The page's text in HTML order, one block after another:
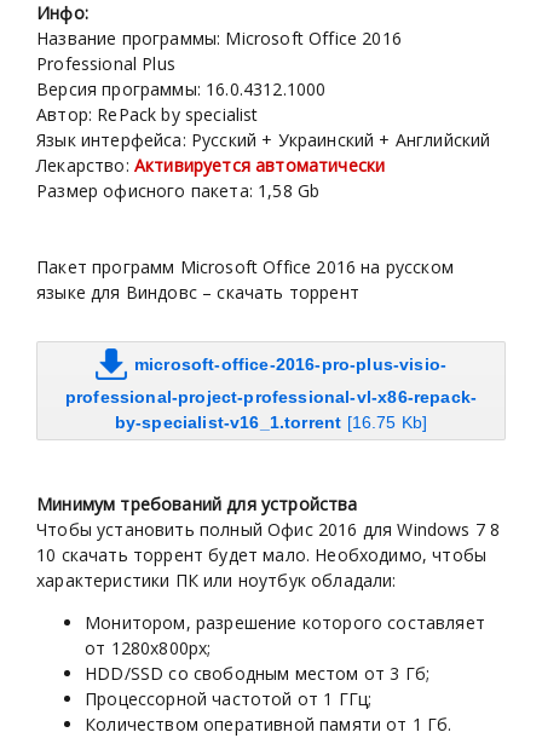
Инфо:
Название программы: Microsoft Office 2016
Professional Plus
Версия программы: 16.0.4312.1000
Автор: RePack by specialist
Язык интерфейса: Русский + Украинский + Английский
Лекарство: Активируется автоматически
Размер офисного пакета: 1,58 Gb
Пакет программ Microsoft Office 2016 на русском
языке для Виндовс – скачать торрент
microsoft-office-2016-pro-plus-visio-
professional-project-professional-vl-x86-repack-
by-specialist-v16_1.torrent [16.75 Kb]
Минимум требований для устройства
Чтобы установить полный Офис 2016 для Windows 7 8
10 скачать торрент будет мало. Необходимо, чтобы
характеристики ПК или ноутбук обладали:
Монитором, разрешение которого составляет
от 1280х800px;
HDD/SSD со свободным местом от 3 Гб;
Процессорной частотой от 1 ГГц;
Количеством оперативной памяти от 1 Гб.